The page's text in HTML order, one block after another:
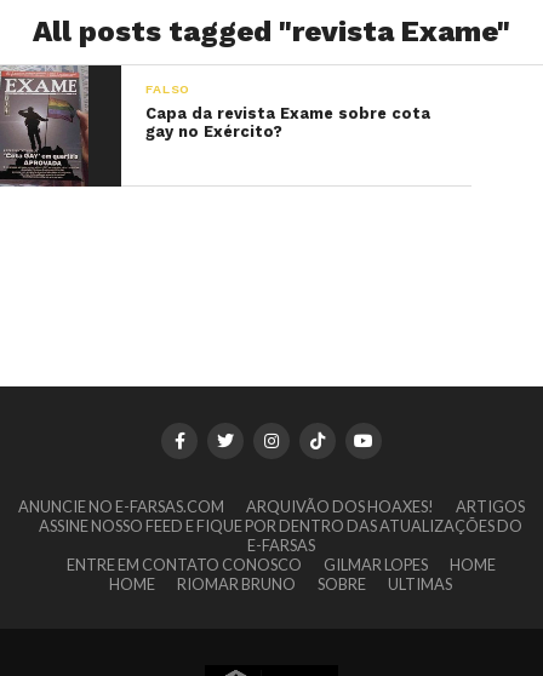
All posts tagged "revista Exame"
FALSO
Capa da revista Exame sobre cota
gay no Exército?
ANUNCIE NO E-FARSAS.COM ARQUIVÃO DOS HOAXES!
ARTIGOS
ASSINE NOSSO FEED E FIQUE POR DENTRO DAS ATUALIZAÇÕES DO
E-FARSAS
ENTRE EM CONTATO CONOSCO
GILMAR LOPES
HOME
HOME
RIOMAR BRUNO SOBRE ULTIMAS